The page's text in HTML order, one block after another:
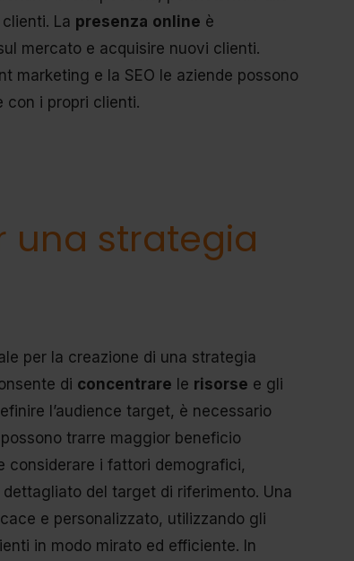
La presenza online è
mercato e acquisire nuovi clienti.
marketing e la SEO le aziende possono
con i propri clienti.
una strategia
per la creazione di una strategia
di concentrare le risorse e gli
l’audience target, è necessario
trarre maggior beneficio
considerare i fattori demografici,
del target di riferimento. Una
e personalizzato, utilizzando gli
in modo mirato ed efficiente. In